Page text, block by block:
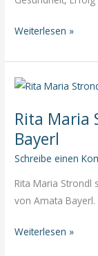
Gesundheit,
und
die
Weiterlesen »
Rita Maria
Bayerl
Schreibe einen
Rita Maria Strondl
von Amata
Rita
Weiterlesen »